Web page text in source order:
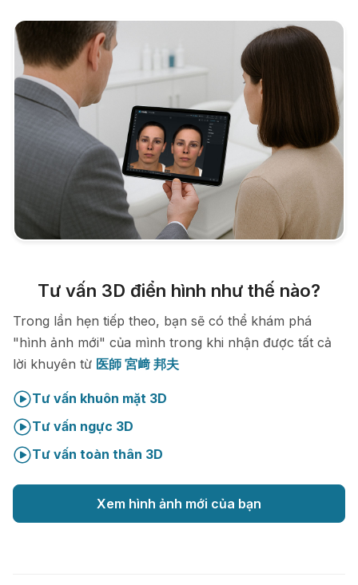
Tư vấn 3D điển hình như thế nào?
Trong lần hẹn tiếp theo, bạn sẽ có thể khám phá
"hình ảnh mới" của mình trong khi nhận được tất cả
lời khuyên từ 医師 宮﨑 邦夫
Tư vấn khuôn mặt 3D
Tư vấn ngực 3D
Tư vấn toàn thân 3D
Xem hình ảnh mới của bạn